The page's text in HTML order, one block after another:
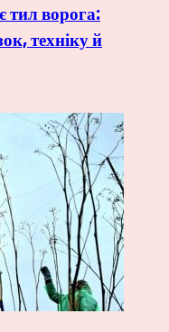
ворога:
техніку й